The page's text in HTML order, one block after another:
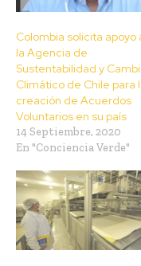
Colombia solicita apoyo
la Agencia de
Sustentabilidad y
Climático de Chile para
creación de Acuerdos
Voluntarios en su país
14 Septiembre, 2020
En "Conciencia Verde"